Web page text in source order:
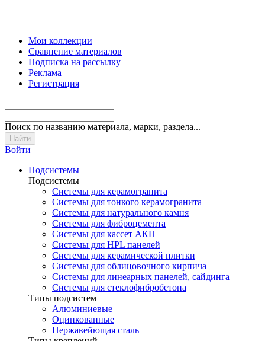
Мои коллекции
Сравнение материалов
Подписка на рассылку
Реклама
Регистрация
Поиск по названию материала, марки, раздела...
Войти
Подсистемы
Подсистемы
Системы для керамогранита
Системы для тонкого керамогранита
Системы для натурального камня
Системы для фиброцемента
Системы для кассет АКП
Системы для HPL панелей
Системы для керамической плитки
Системы для облицовочного кирпича
Системы для линеарных панелей, сайдинга
Системы для стеклофибробетона
Типы подсистем
Алюминиевые
Оцинкованные
Нержавейющая сталь